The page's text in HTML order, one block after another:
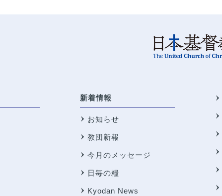
新着情報
お知らせ
教団新報
今月のメッセージ
日毎の糧
Kyodan News